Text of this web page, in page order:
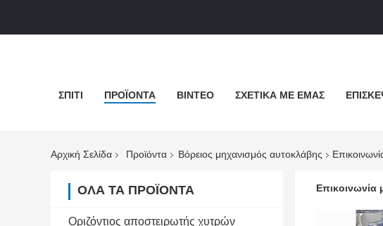
ΣΠΊΤΙ ΠΡΟΪΌΝΤΑ ΒΊΝΤΕΟ ΣΧΕΤΙΚΆ ΜΕ ΕΜΆΣ
Αρχική Σελίδα Προϊόντα Βόρειος μηχανισμός αυτοκλάβης
ΌΛΑ ΤΑ ΠΡΟΪΌΝΤΑ
Οριζόντιος αποστειρωτής χυτρών
Επικοινωνία